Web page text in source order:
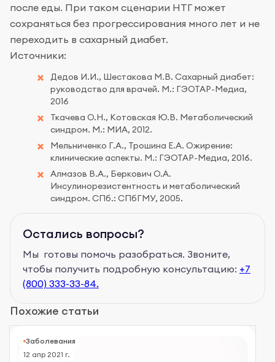
после еды. При таком сценарии НТГ может
сохраняться без прогрессирования много лет и не
переходить в сахарный диабет.
Источники:
Дедов И.И., Шестакова М.В. Сахарный диабет:
руководство для врачей. М.: ГЭОТАР-Медиа,
2016
Ткачева О.Н., Котовская Ю.В. Метаболический
синдром. М.: МИА, 2012.
Мельниченко Г.А., Трошина Е.А. Ожирение:
клинические аспекты. М.: ГЭОТАР-Медиа, 2016.
Алмазов В.А., Беркович О.А.
Инсулинорезистентность и метаболический
синдром. СПб.: СПбГМУ, 2005.
Остались вопросы?
Мы готовы помочь разобраться. Звоните,
чтобы получить подробную консультацию: +7
(800) 333-33-84.
Похожие статьи
Заболевания
12 апр 2021 г.